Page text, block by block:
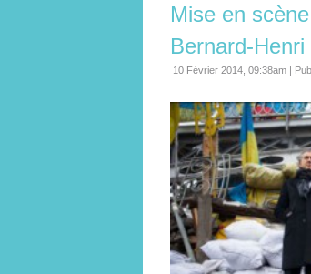
Mise en
Bernard-
10 Février 2014, 09:38am |